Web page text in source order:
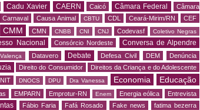
Cadu Xavier CAERN Caicó Câmara Federal
Câmara
Carnaval Causa Animal CBTU CDL Ceará-Mirim/RN CEF
CMM CMN CNBB CNI CNJ Codevasf Coletivo Negras
Nacional Consórcio Nordeste Conversa de Alpendre
Datavero Debate Defesa Civil DEM Denúncia
Direito do Consumidor Direitos da Criança e do Adolescente
DNOCS DPU Dra Vanessa Economia Educação
EMPARN Emprotur-RN Enem Energia eólica Entrevista
Fábio Faria Fafá Rosado Fake news fatima bezerra